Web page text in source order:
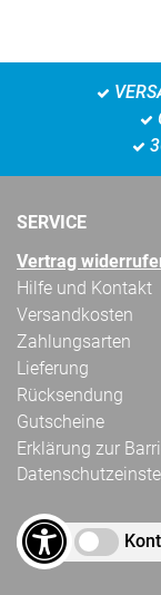
SERVICE
Vertrag
Hilfe und Kontakt
Versandkosten
Zahlungsarten
Lieferung
Rücksendung
Gutscheine
Erklärung zur